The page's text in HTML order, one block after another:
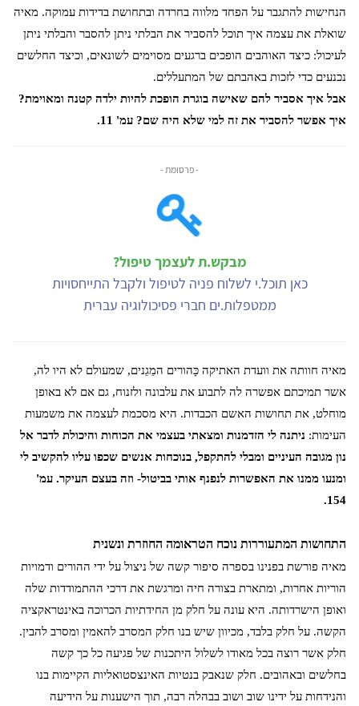
הנחישות להתגבר על הפחד מלווה בחרדה ובתחושת בדידות עמוקה. מאיה
שואלת את עצמה איך תוכל להסביר את הבלתי ניתן להסבר והבלתי ניתן
לעיכול: כיצד האוהבים הופכים ברגעים מסוימים לשונאים, וכיצד החלשים
נכנעים כדי לזכות באהבתם של המתעללים.
אבל איך אסביר להם שאישה בוגרת הופכת להיות ילדה קטנה ומאוימת?
איך אפשר להסביר את זה למי שלא היה שם? עמ' 11.
- פרסומת -
מבקש.ת לעצמך טיפול?
כאן תוכל.י לשלוח פניה לטיפול ולקבל התייחסויות
ממטפלות.ים חברי פסיכולוגיה עברית
מאיה חוותה את וועדת האתיקה כָּהורים המֵגֵנים, שמעולם לא היו לה,
אשר תמיכתם אפשרה לה לתבוע את עלבונה ולזנוח, גם אם לא באופן
מוחלט, את תחושות האשם הכבדות. היא מסכמת לעצמה את משמעות
העימות: ניתנה לי הזדמנות ומצאתי בעצמי את הכוחות והיכולת לדבר אל
נון מגובה העיניים ומבלי להתקפל, בנוכחות אנשים שכפו עליו להקשיב לי
ומנעו ממנו את האפשרות לנפנף אותי בביטול- וזה בעצם העיקר. עמ'
154.
התחושות המתעוררות נוכח הטראומה החוזרת ונשנית
מאיה פורשת בפנינו בספרה סיפור קשה של ניצול על ידי ההורים ודמויות
הוריות אחרות, ומתארת בצורה חיה ומרגשת את דרכי ההתמודדות שלה
ואופן הישרדותה. היא עונה על חלק מן החידתיות הכרוכה באינטראקציה
הקשה. על חלק בלבד, מכיוון שיש בנו חלק המסרב להאמין ומסרב להבין.
חלק אשר רוצה בכל מאודו לשלול היתכנות של פגיעה כל כך קשה
בחלשים ובאהובים. חלק שנאבק בנטיות האינצסטואליות הקיימות בנו
והנידחות על ידינו שוב ושוב בבהלה רבה, תוך הישענות על הידיעה